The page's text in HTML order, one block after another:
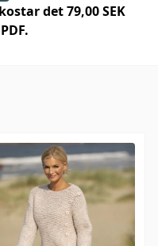
det 79,00 SEK